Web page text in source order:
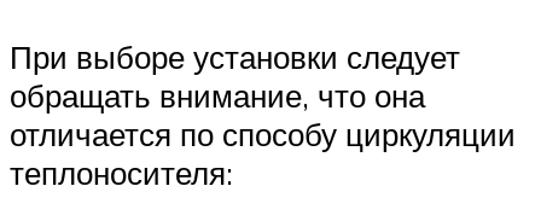
При выборе установки следует
обращать внимание, что она
отличается по способу циркуляции
теплоносителя: